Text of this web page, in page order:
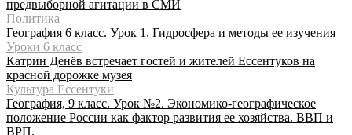
предвыборной агитации в СМИ
Политика
География 6 класс. Урок 1. Гидросфера и методы ее изучения
Уроки 6 класс
Катрин Денёв встречает гостей и жителей Ессентуков на
красной дорожке музея
Культура Ессентуки
География, 9 класс. Урок №2. Экономико-географическое
положение России как фактор развития ее хозяйства. ВВП и
ВРП.